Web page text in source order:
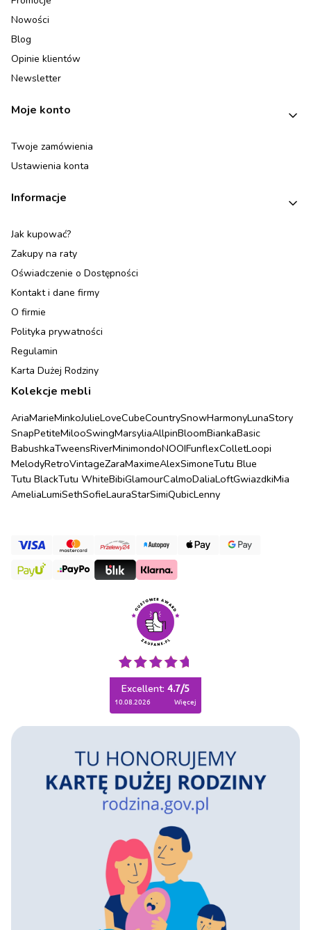
Nowości
Blog
Opinie klientów
Newsletter
Moje konto
Twoje zamówienia
Ustawienia konta
Informacje
Jak kupować?
Zakupy na raty
Oświadczenie o Dostępności
Kontakt i dane firmy
O firmie
Polityka prywatności
Regulamin
Karta Dużej Rodziny
Kolekcje mebli
AriaMarieMinkoJulieLoveCubeCountrySnowHarmonyLunaStory
SnapPetiteMilooSwingMarsyliaAllpinBloomBiankaBasic
BabushkaTweensRiverMinimondoNOOIFunflexColletLoopi
MelodyRetroVintageZaraMaximeAlexSimoneTutu Blue
Tutu BlackTutu WhiteBibiGlamourCalmoDaliaLoftGwiazdkiMia
AmeliaLumiSethSofieLauraStarSimiQubicLenny
Excellent: 4.7/5
10.08.2026 więcej